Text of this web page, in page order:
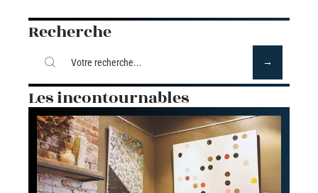
Recherche
Les incontournables